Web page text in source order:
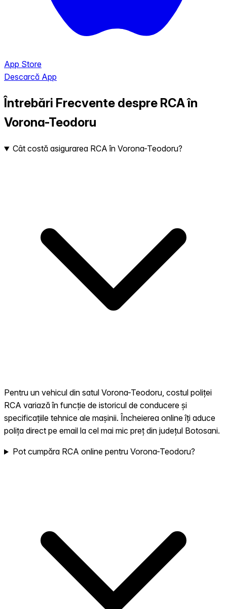
App Store
Descarcă App
Întrebări Frecvente despre RCA în
Vorona-Teodoru
Cât costă asigurarea RCA în Vorona-Teodoru?
Pentru un vehicul din satul Vorona-Teodoru, costul poliței
RCA variază în funcție de istoricul de conducere și
specificațiile tehnice ale mașinii. Încheierea online îți aduce
polița direct pe email la cel mai mic preț din județul Botosani.
Pot cumpăra RCA online pentru Vorona-Teodoru?